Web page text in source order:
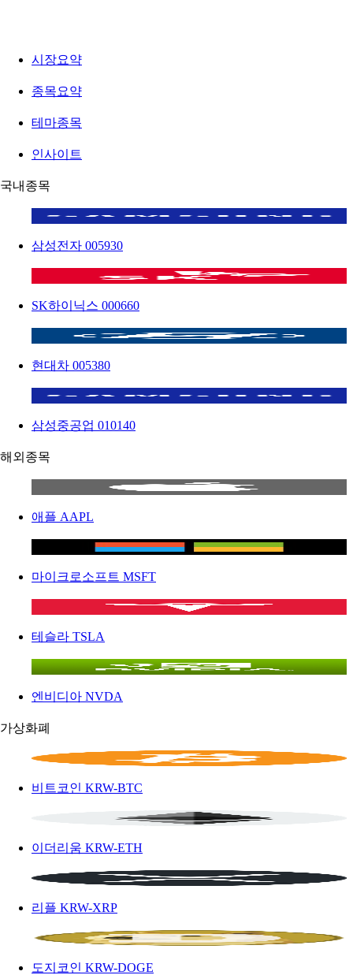
시장요약
종목요약
테마종목
인사이트
국내종목
삼성전자 005930
SK하이닉스 000660
현대차 005380
삼성중공업 010140
해외종목
애플 AAPL
마이크로소프트 MSFT
테슬라 TSLA
엔비디아 NVDA
가상화폐
비트코인 KRW-BTC
이더리움 KRW-ETH
리플 KRW-XRP
도지코인 KRW-DOGE